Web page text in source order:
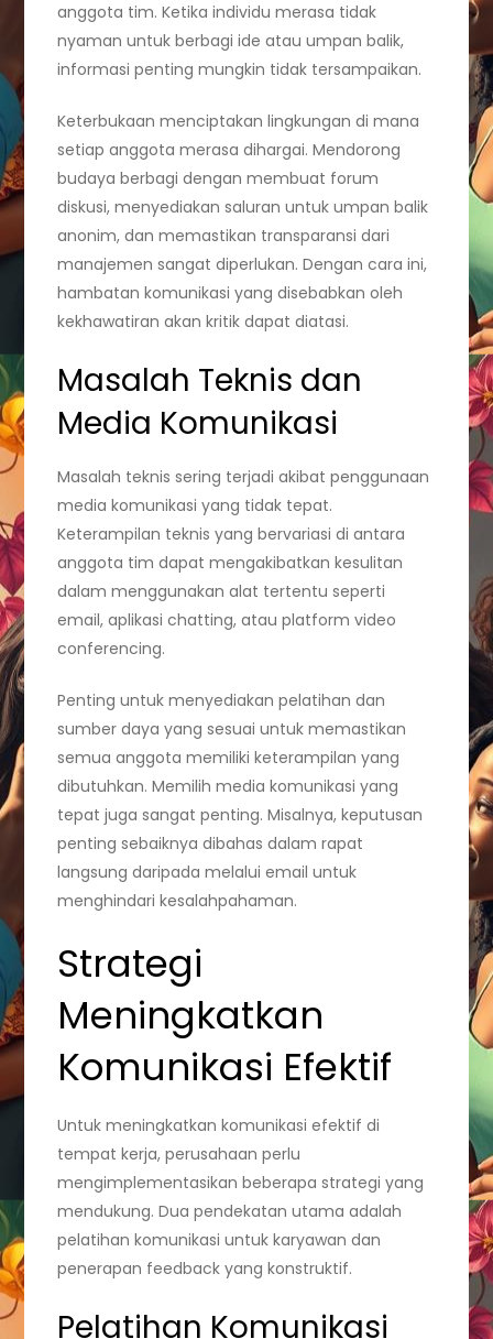
anggota tim. Ketika individu merasa tidak
nyaman untuk berbagi ide atau umpan balik,
informasi penting mungkin tidak tersampaikan.
Keterbukaan menciptakan lingkungan di mana
setiap anggota merasa dihargai. Mendorong
budaya berbagi dengan membuat forum
diskusi, menyediakan saluran untuk umpan balik
anonim, dan memastikan transparansi dari
manajemen sangat diperlukan. Dengan cara ini,
hambatan komunikasi yang disebabkan oleh
kekhawatiran akan kritik dapat diatasi.
Masalah Teknis dan
Media Komunikasi
Masalah teknis sering terjadi akibat penggunaan
media komunikasi yang tidak tepat.
Keterampilan teknis yang bervariasi di antara
anggota tim dapat mengakibatkan kesulitan
dalam menggunakan alat tertentu seperti
email, aplikasi chatting, atau platform video
conferencing.
Penting untuk menyediakan pelatihan dan
sumber daya yang sesuai untuk memastikan
semua anggota memiliki keterampilan yang
dibutuhkan. Memilih media komunikasi yang
tepat juga sangat penting. Misalnya, keputusan
penting sebaiknya dibahas dalam rapat
langsung daripada melalui email untuk
menghindari kesalahpahaman.
Strategi
Meningkatkan
Komunikasi Efektif
Untuk meningkatkan komunikasi efektif di
tempat kerja, perusahaan perlu
mengimplementasikan beberapa strategi yang
mendukung. Dua pendekatan utama adalah
pelatihan komunikasi untuk karyawan dan
penerapan feedback yang konstruktif.
Pelatihan Komunikasi